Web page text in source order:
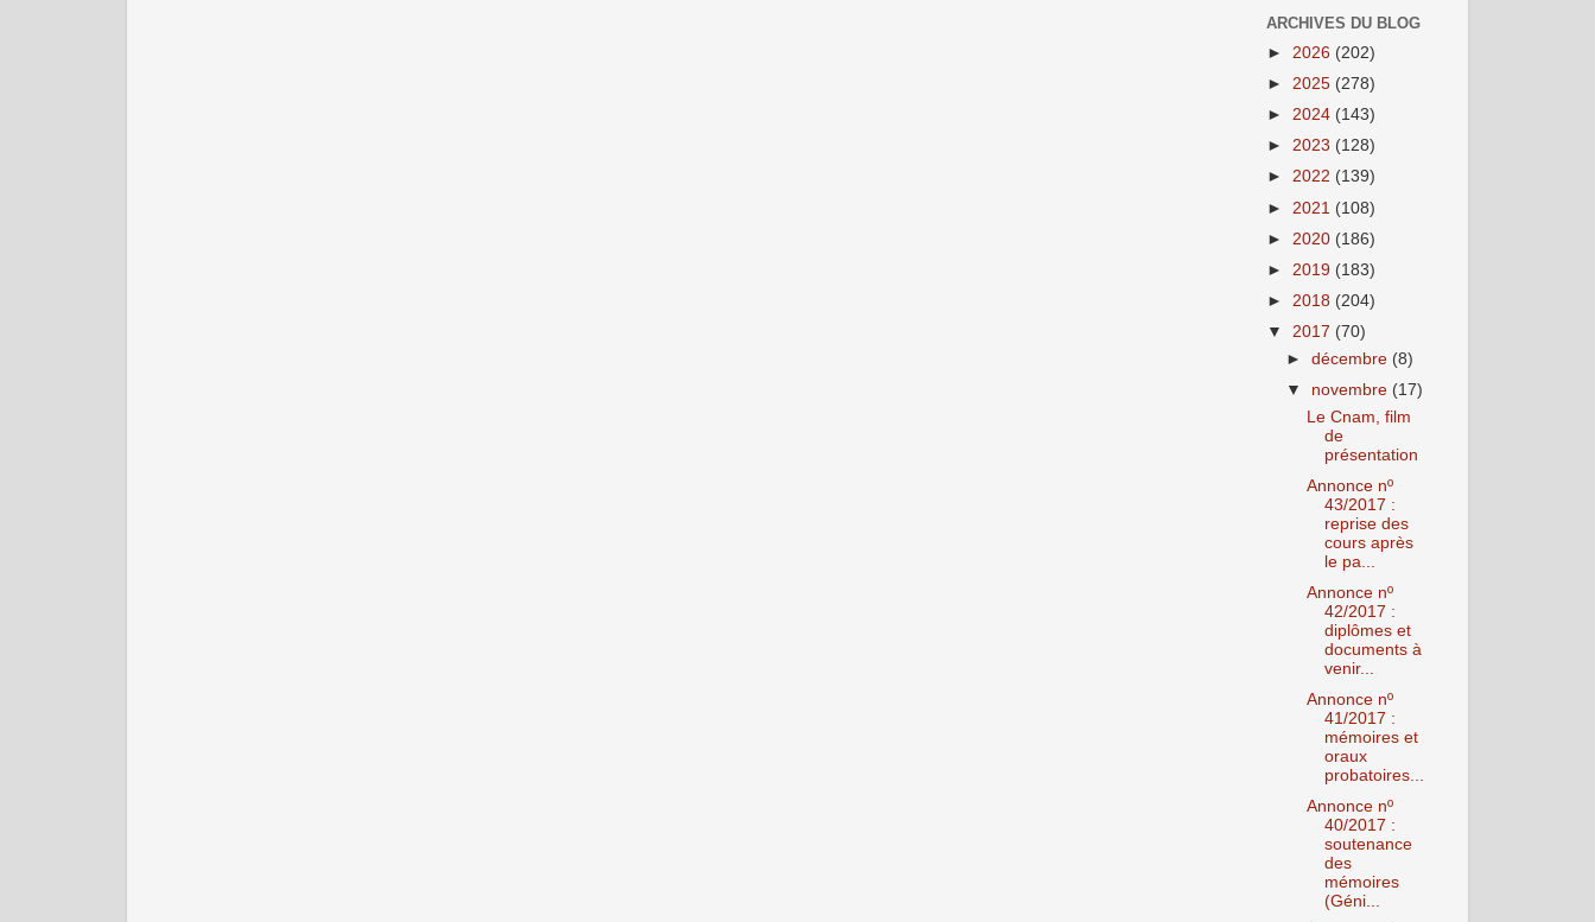
ARCHIVES DU BLOG
► 2026 (202)
► 2025 (278)
► 2024 (143)
► 2023 (128)
► 2022 (139)
► 2021 (108)
► 2020 (186)
► 2019 (183)
► 2018 (204)
▼ 2017 (70)
►décembre (8)
▼ novembre (17)
Le Cnam, film
de
présentation
Annonce nº
43/2017 :
reprise des
cours après
le pa...
Annonce nº
42/2017 :
diplômes et
documents à
venir...
Annonce nº
41/2017 :
mémoires et
oraux
probatoires...
Annonce nº
40/2017 :
soutenance
des
mémoires
(Géni...